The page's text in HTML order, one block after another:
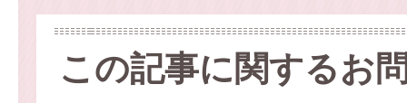
この記事に関するお